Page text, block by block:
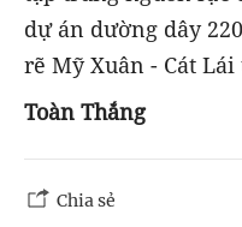
dự án dường dây
rẽ Mỹ Xuân - Cát
Toàn Thắng
Chia sẻ